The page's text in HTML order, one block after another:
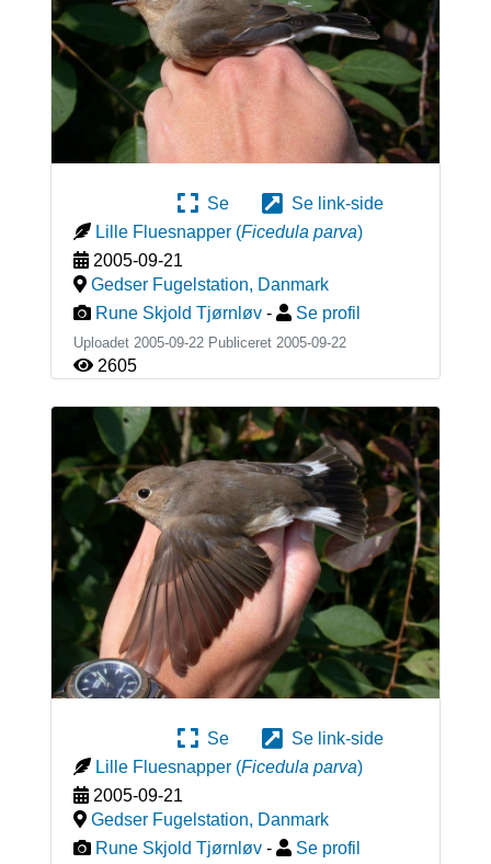
Se
Se link-side
Lille Fluesnapper (Ficedula parva)
2005-09-21
Gedser Fugelstation, Danmark
Rune Skjold Tjørnløv - Se profil
Uploadet 2005-09-22 Publiceret 2005-09-22
2605
Se
Se link-side
Lille Fluesnapper (Ficedula parva)
2005-09-21
Gedser Fugelstation, Danmark
Rune Skjold Tjørnløv - Se profil